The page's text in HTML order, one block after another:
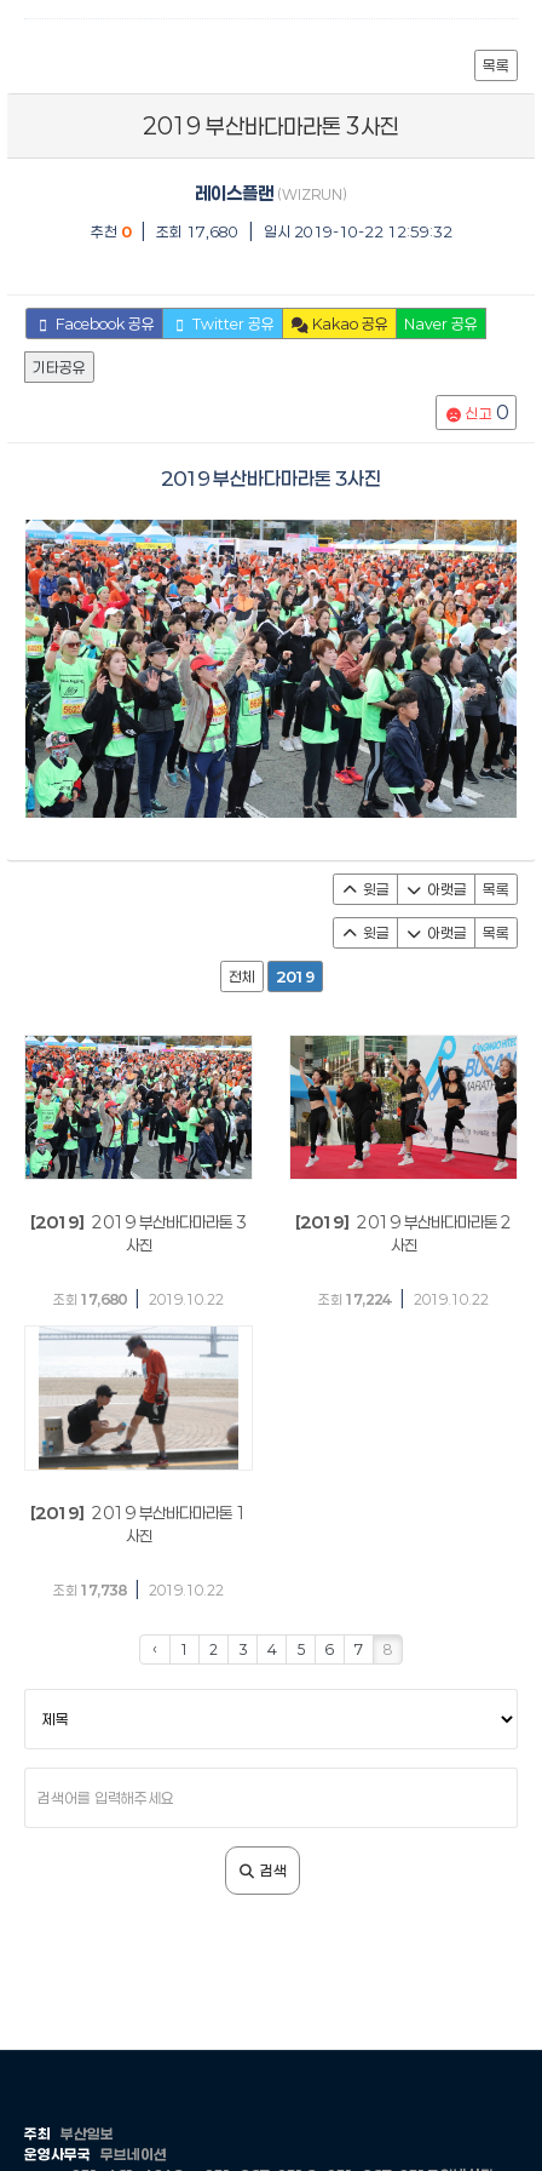
목록
2019 부산바다마라톤 3사진
레이스플랜 (WIZRUN)
추천 0 조회 17,680 일시 2019-10-22 12:59:32
Facebook 공유 Twitter 공유 Kakao 공유 Naver 공유
기타공유
신고 0
2019 부산바다마라톤 3사진
윗글 아랫글 목록
윗글 아랫글 목록
전체 2019
[2019] 2019 부산바다마라톤 3
사진
조회 17,680 2019.10.22
[2019] 2019 부산바다마라톤 2
사진
조회 17,224 2019.10.22
[2019] 2019 부산바다마라톤 1
사진
조회 17,738 2019.10.22
‹ 1 2 3 4 5 6 7 8
조
어
력
검색
주최
부산일보
운영사무국
무브네이션